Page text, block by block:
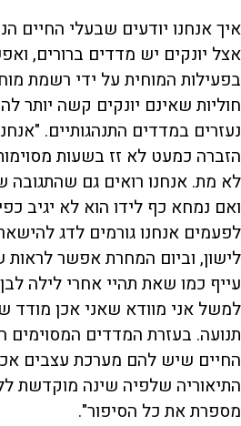
איך אנחנו יודעים שבעלי החיים
אצל יונקים יש מדדים ברורים,
חוליות שאינם יונקים קשה יותר
נעזרים במדדים התנהגותיים.
הזברה כמעט לא זז בשעות
לא מת. אנחנו רואים גם שהתגובה
ואם נמחא כף לידו הוא לא יגיב
לפעמים אנחנו גורמים לדג
לישון, וביום המחרת אפשר לראות
עייף כמו שאת תהיי אחרי לילה
למשל אני מוודא שאני אכן מודד
תנועה. בעזרת המדדים המסוימים
החיים שיש להם מערכת עצבים
התיאוריה שלפיה שינה מוקדשת
מספרת את כל הסיפור".